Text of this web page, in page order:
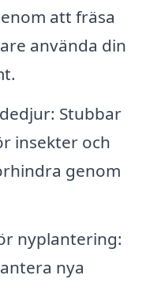
att fräsa
använda din
Stubbar
insekter och
genom
nyplantering:
nya